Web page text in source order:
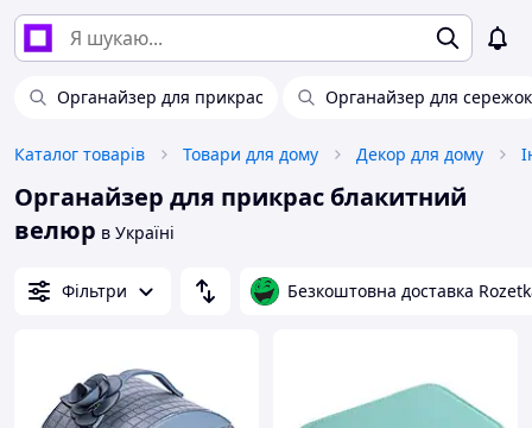
Органайзер для прикрас Органайзер для сережок
Каталог товарів Товари для дому Декор для дому
Органайзер для прикрас блакитний
велюр в Україні
Фільтри Безкоштовна доставка